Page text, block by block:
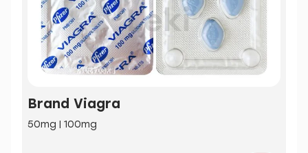
Brand Viagra
50mg | 100mg